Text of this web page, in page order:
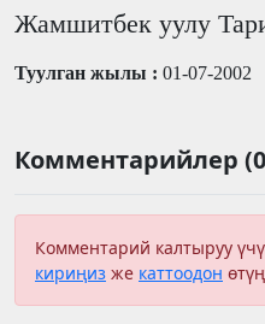
Жамшитбек уулу
Туулган жылы : 01-07-2002
Комментарийлер
Комментарий калтыруу
кириңиз же каттоодон